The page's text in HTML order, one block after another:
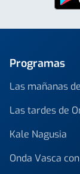
Programas
Las mañanas
Las tardes de
Kale Nagusia
Onda Vasca